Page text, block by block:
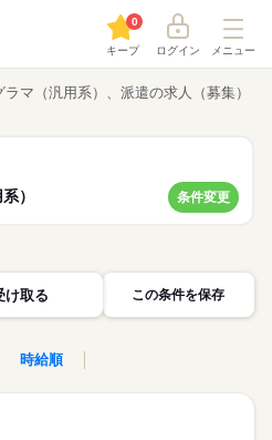
キープ
0
ログイン メニュー
マ（汎用系）、派遣の求人（募集）
）
条件変更
け取る この条件を保存
時給順